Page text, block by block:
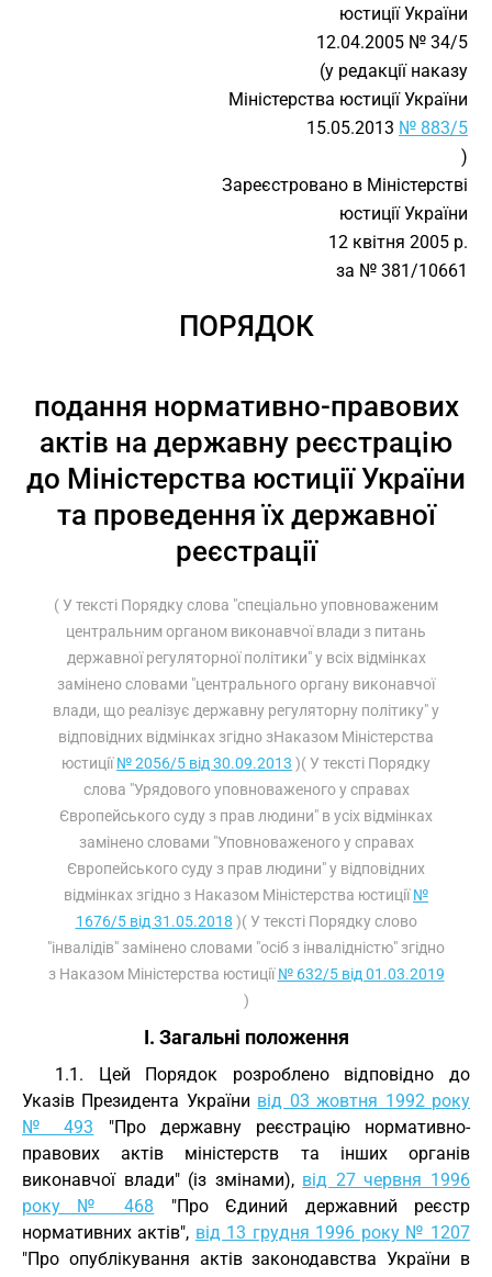
юстиції України
12.04.2005 № 34/5
(у редакції наказу
Міністерства юстиції України
15.05.2013 № 883/5
)
Зареєстровано в Міністерстві
юстиції України
12 квітня 2005 р.
за № 381/10661
ПОРЯДОК
подання нормативно-правових
актів на державну реєстрацію
до Міністерства юстиції України
та проведення їх державної
реєстрації
( У тексті Порядку слова "спеціально уповноваженим
центральним органом виконавчої влади з питань
державної регуляторної політики" у всіх відмінках
замінено словами "центрального органу виконавчої
влади, що реалізує державну регуляторну політику" у
відповідних відмінках згідно зНаказом Міністерства
юстиції№ 2056/5 від 30.09.2013 )( У тексті Порядку
слова "Урядового уповноваженого у справах
Європейського суду з прав людини" в усіх відмінках
замінено словами "Уповноваженого у справах
Європейського суду з прав людини" у відповідних
відмінках згідно з Наказом Міністерства юстиції№
1676/5 від 31.05.2018 )( У тексті Порядку слово
"інвалідів" замінено словами "осіб з інвалідністю" згідно
з Наказом Міністерства юстиції№ 632/5 від 01.03.2019
)
I. Загальні положення
1.1. Цей Порядок розроблено відповідно до
Указів Президента України від 03 жовтня 1992 року
№ 493 "Про державну реєстрацію нормативно-
правових актів міністерств та інших органів
виконавчої влади" (із змінами), від 27 червня 1996
року № 468 "Про Єдиний державний реєстр
нормативних актів", від 13 грудня 1996 року № 1207
"Про опублікування актів законодавства України в